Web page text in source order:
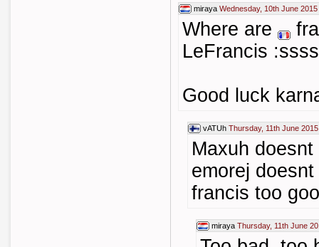
miraya Wednesday, 10th June
Where are
LeFrancis
Good luck
vATUh Thursday, 11th June
Maxuh
emorej
francis too
miraya Thursday, 11th June